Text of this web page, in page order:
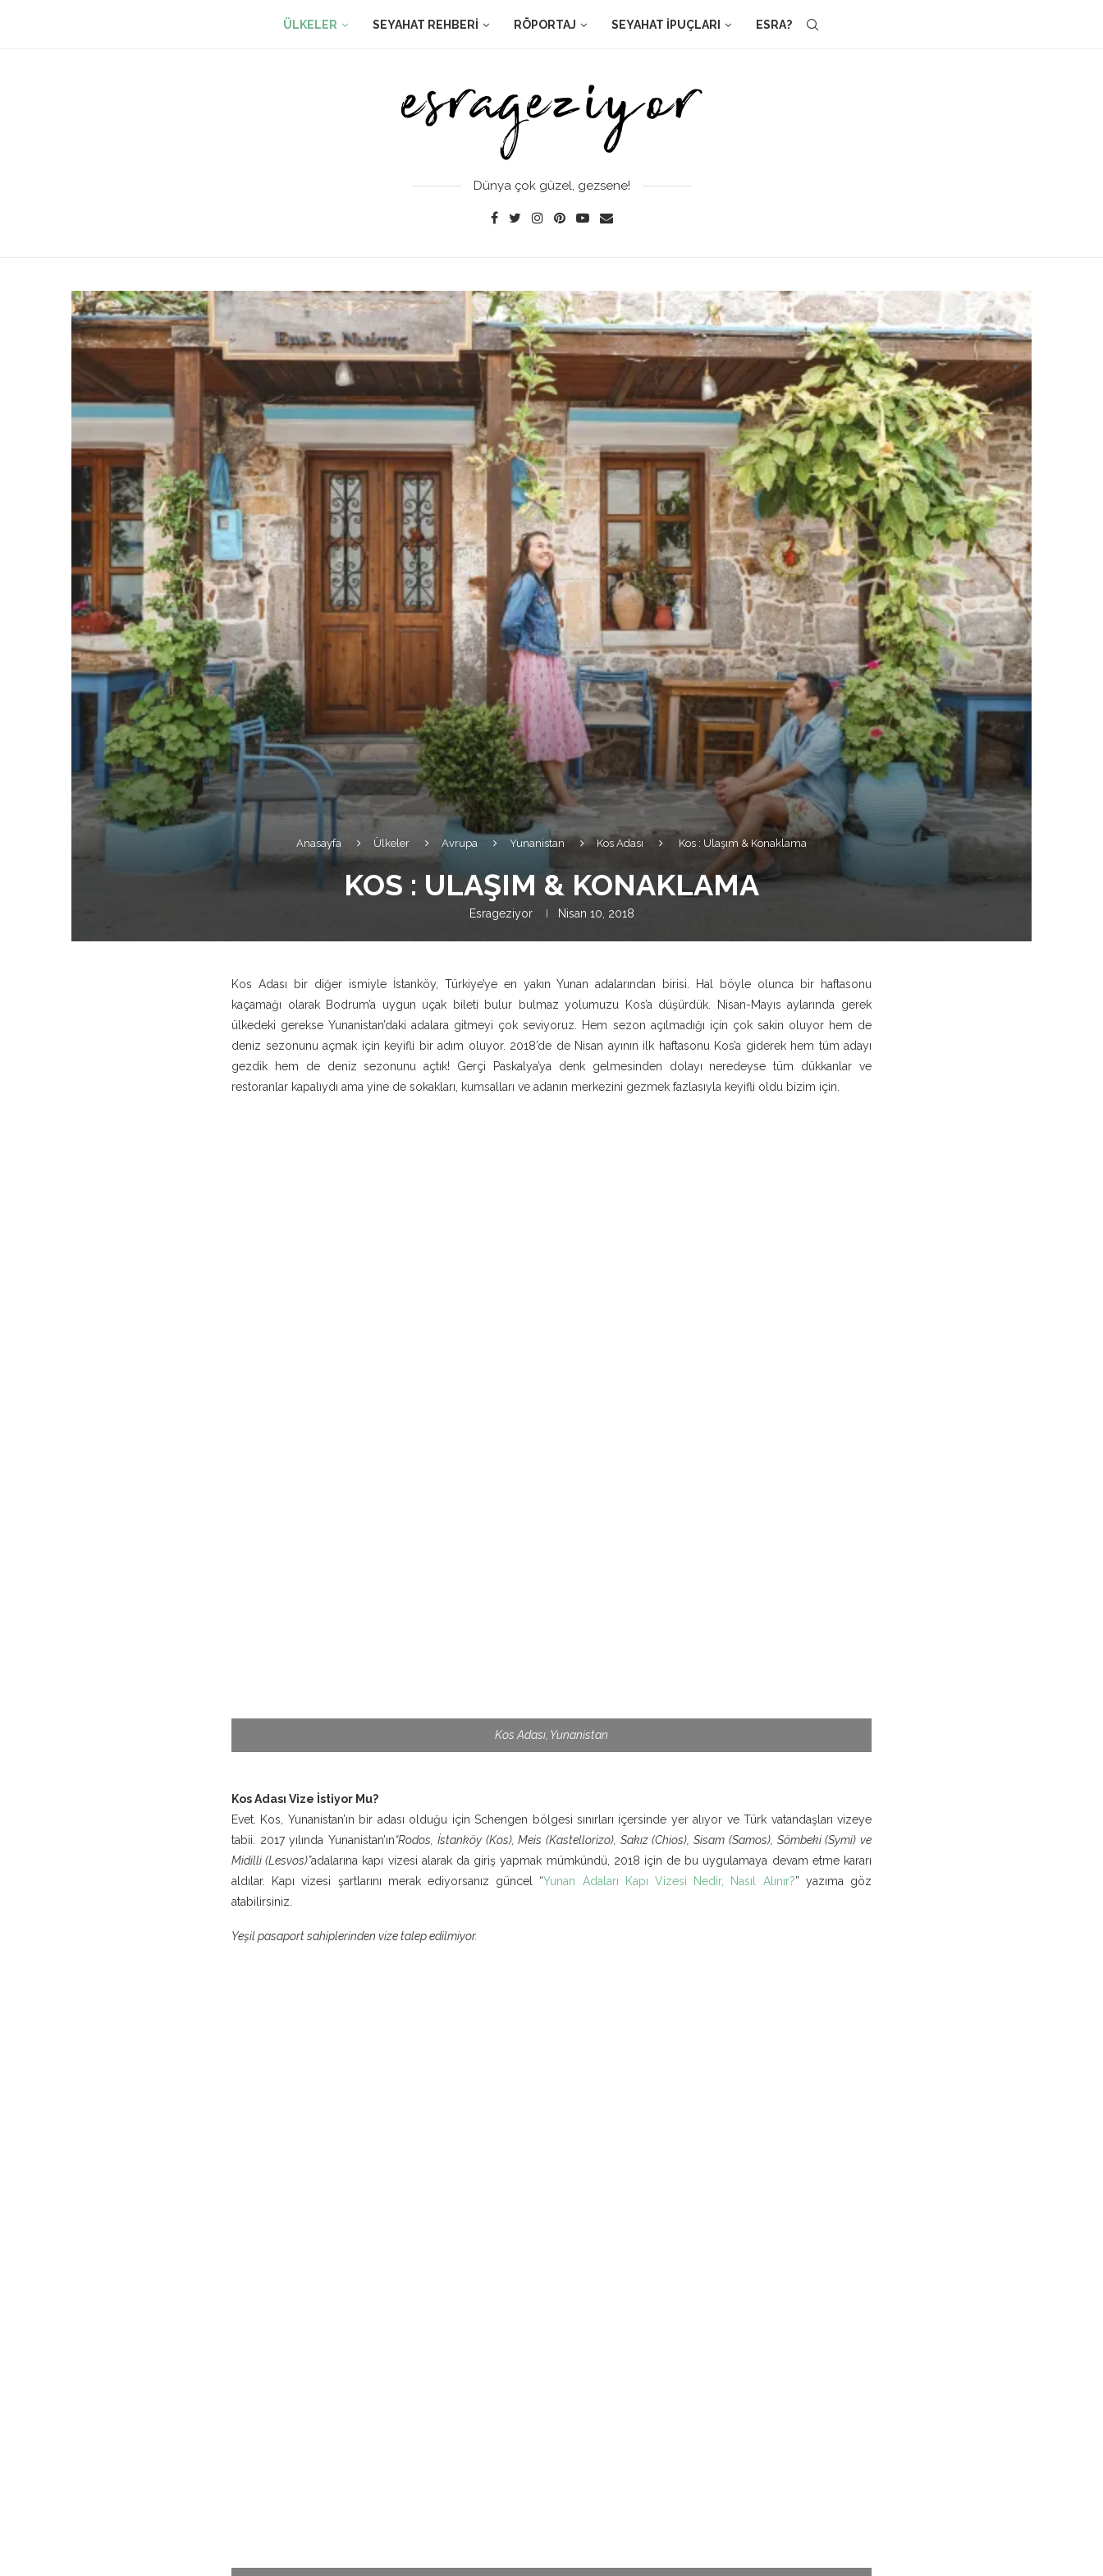
ÜLKELER SEYAHAT REHBERI RÖPORTAJ SEYAHAT İPUÇLARI ESRA?
Dünya çok güzel, gezsene!
Anasayfa Ülkeler Avrupa Yunanistan Kos Adası Kos : Ulaşım & Konaklama
KOS : ULAŞIM & KONAKLAMA
Esrageziyor Nisan 10, 2018
Kos Adası bir diğer ismiyle İstanköy, Türkiye’ye en yakın Yunan adalarından birisi. Hal böyle olunca bir haftasonu
kaçamağı olarak Bodrum’a uygun uçak bileti bulur bulmaz yolumuzu Kos’a düşürdük. Nisan-Mayıs aylarında gerek
ülkedeki gerekse Yunanistan’daki adalara gitmeyi çok seviyoruz. Hem sezon açılmadığı için çok sakin oluyor hem de
deniz sezonunu açmak için keyifli bir adım oluyor. 2018’de de Nisan ayının ilk haftasonu Kos’a giderek hem tüm adayı
gezdik hem de deniz sezonunu açtık! Gerçi Paskalya’ya denk gelmesinden dolayı neredeyse tüm dükkanlar ve
restoranlar kapalıydı ama yine de sokakları, kumsalları ve adanın merkezini gezmek fazlasıyla keyifli oldu bizim için.
Kos Adası, Yunanistan
Kos Adası Vize İstiyor Mu?
Evet. Kos, Yunanistan’ın bir adası olduğu için Schengen bölgesi sınırları içersinde yer alıyor ve Türk vatandaşları vizeye
tabii. 2017 yılında Yunanistan’ın“Rodos, İstanköy (Kos), Meis (Kastellorizo), Sakız (Chios), Sisam (Samos), Sömbeki (Symi) ve
Midilli (Lesvos)”adalarına kapı vizesi alarak da giriş yapmak mümkündü, 2018 için de bu uygulamaya devam etme kararı
aldılar. Kapı vizesi şartlarını merak ediyorsanız güncel “Yunan Adaları Kapı Vizesi Nedir, Nasıl Alınır?” yazıma göz
atabilirsiniz.
Yeşil pasaport sahiplerinden vize talep edilmiyor.